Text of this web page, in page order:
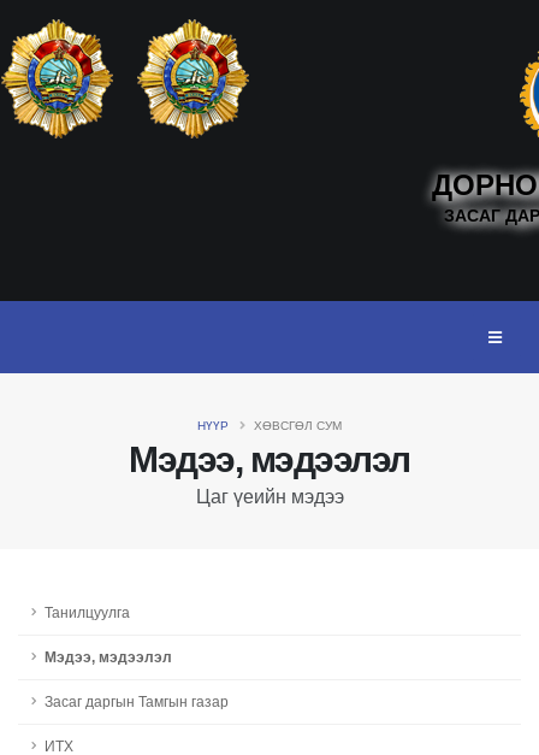
ЗАСАГ
Мэдээ, мэдээлэл
Цаг үеийн мэдээ
НҮҮР ХӨВСГӨЛ СУМ
Танилцуулга
Мэдээ, мэдээлэл
Засаг даргын Тамгын газар
ИТХ